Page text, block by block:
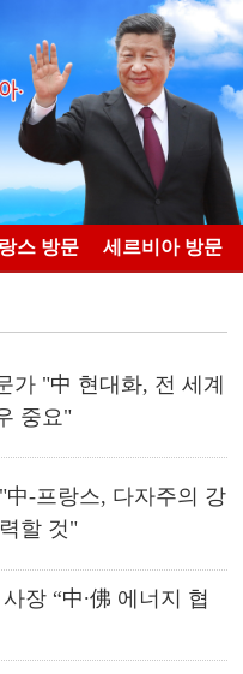
스 방문 세르비아 방문
가 "中 현대화, 전 세계
중요"
中-프랑스, 다자주의 강
할 것"
장 “中∙佛 에너지 협